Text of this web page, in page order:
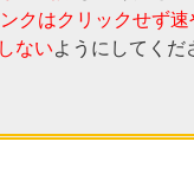
クはクリックせず
ないようにしてくだ